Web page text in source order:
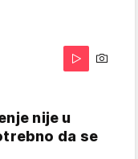
nije u
da se